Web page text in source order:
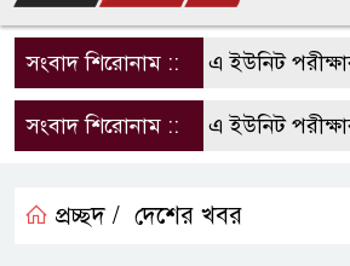
সংবাদ শিরোনাম ::রাবি এ ইউনিট পরীক্ষার
সংবাদ শিরোনাম ::রাবি এ ইউনিট পরীক্ষার
প্রচ্ছদ / দেশের খবর